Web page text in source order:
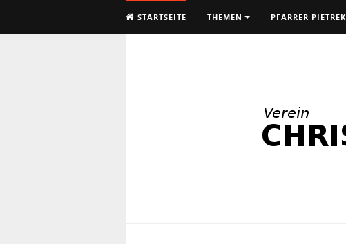
STARTSEITE THEMEN PFARRER PIETREK